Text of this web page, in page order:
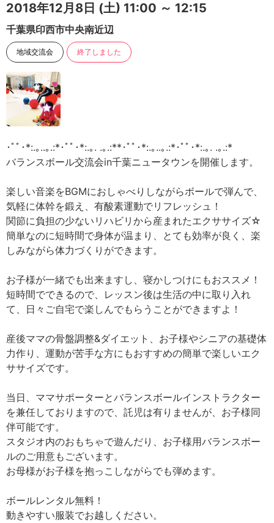
2018年12月8日 (土) 11:00 ～ 12:15
千葉県印西市中央南近辺
地域交流会 終了しました
･ﾟﾟ･*:.｡..｡.:*･ﾟﾟ･*:.｡. .｡.:**･ﾟﾟ･*:.｡..｡.:*･ﾟﾟ･*:.｡. .｡.:*
バランスボール交流会in千葉ニュータウンを開催します。
楽しい音楽をBGMにおしゃべりしながらボールで弾んで、
気軽に体幹を鍛え、有酸素運動でリフレッシュ！
関節に負担の少ないリハビリから産まれたエクササイズ☆
簡単なのに短時間で身体が温まり、とても効率が良く、楽
しみながら体力づくりができます。
お子様が一緒でも出来ますし、寝かしつけにもおススメ！
短時間でできるので、レッスン後は生活の中に取り入れ
て、日々ご自宅で楽しんでもらうことができますよ！
産後ママの骨盤調整&ダイエット、お子様やシニアの基礎体
力作り、運動が苦手な方にもおすすめの簡単で楽しいエク
ササイズです。
当日、ママサポーターとバランスボールインストラクター
を兼任しておりますので、託児は有りませんが、お子様同
伴可能です。
スタジオ内のおもちゃで遊んだり、お子様用バランスボー
ルのご用意もございます。
お母様がお子様を抱っこしながらでも弾めます。
ボールレンタル無料！
動きやすい服装でお越しください。